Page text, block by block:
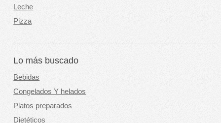
Leche
Pizza
Lo más buscado
Bebidas
Congelados Y helados
Platos preparados
Dietéticos